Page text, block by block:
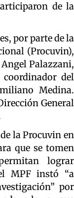
de la
por parte de la
(Procuvin),
Palazzani,
del
Medina.
General
la Procuvin en
que se tomen
lograr
MPF instó “a
por